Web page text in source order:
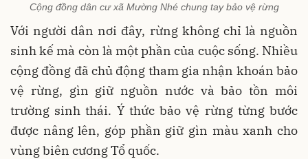
Cộng đồng dân cư xã Mường Nhé chung tay bảo vệ rừng
Với người dân nơi đây, rừng không chỉ là nguồn
sinh kế mà còn là một phần của cuộc sống. Nhiều
cộng đồng đã chủ động tham gia nhận khoán bảo
vệ rừng, gìn giữ nguồn nước và bảo tồn môi
trường sinh thái. Ý thức bảo vệ rừng từng bước
được nâng lên, góp phần giữ gìn màu xanh cho
vùng biên cương Tổ quốc.